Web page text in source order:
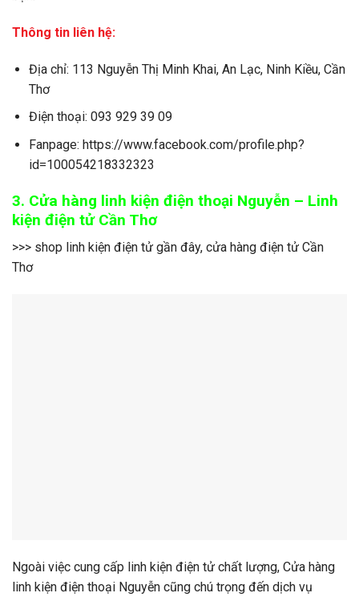
Thông tin liên hệ:
Địa chỉ: 113 Nguyễn Thị Minh Khai, An Lạc, Ninh Kiều, Cần
Thơ
Điện thoại: 093 929 39 09
Fanpage: https://www.facebook.com/profile.php?
id=100054218332323
3. Cửa hàng linh kiện điện thoại Nguyễn – Linh
kiện điện tử Cần Thơ
>>> shop linh kiện điện tử gần đây, cửa hàng điện tử Cần
Thơ
Ngoài việc cung cấp linh kiện điện tử chất lượng, Cửa hàng
linh kiện điện thoại Nguyễn cũng chú trọng đến dịch vụ